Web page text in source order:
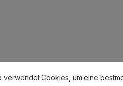
Cookies, um eine
verwendet Cookies, um eine